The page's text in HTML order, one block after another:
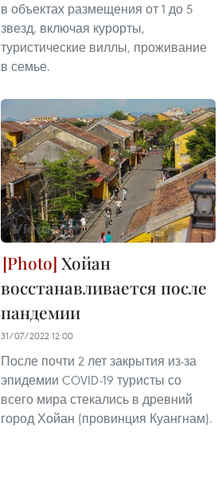
в объектах размещения от 1 до 5
звезд, включая курорты,
туристические виллы, проживание
в семье.
Хойан
восстанавливается после
пандемии
31/07/2022 12:00
После почти 2 лет закрытия из-за
эпидемии COVID-19 туристы со
всего мира стекались в древний
город Хойан (провинция Куангнам).